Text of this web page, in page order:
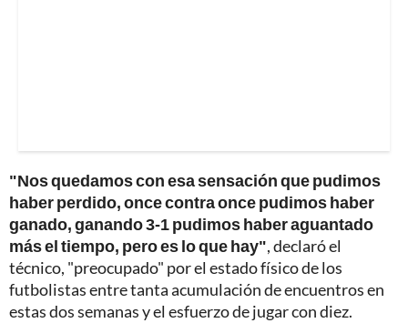
"Nos quedamos con esa sensación que pudimos
haber perdido, once contra once pudimos haber
ganado, ganando 3-1 pudimos haber aguantado
más el tiempo, pero es lo que hay", declaró el
técnico, "preocupado" por el estado físico de los
futbolistas entre tanta acumulación de encuentros en
estas dos semanas y el esfuerzo de jugar con diez.